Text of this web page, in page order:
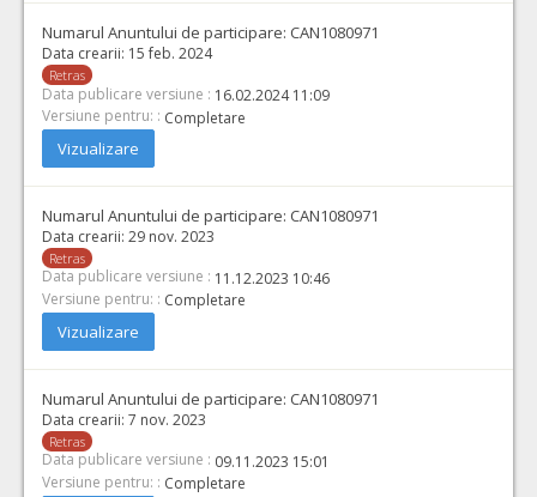
Numarul Anuntului de participare: CAN1080971
Data crearii: 15 feb. 2024
Retras
Data publicare versiune : 16.02.2024 11:09
Versiune pentru: : Completare
Vizualizare
Numarul Anuntului de participare: CAN1080971
Data crearii: 29 nov. 2023
Retras
Data publicare versiune : 11.12.2023 10:46
Versiune pentru: : Completare
Vizualizare
Numarul Anuntului de participare: CAN1080971
Data crearii: 7 nov. 2023
Retras
Data publicare versiune : 09.11.2023 15:01
Versiune pentru: : Completare